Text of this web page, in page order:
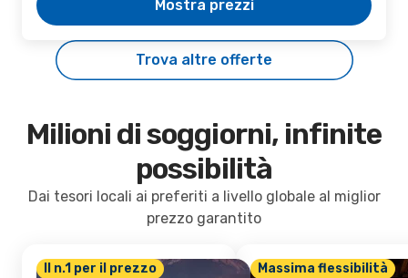
Mostra prezzi
Trova altre offerte
Milioni di soggiorni, infinite
possibilità
Dai tesori locali ai preferiti a livello globale al miglior
prezzo garantito
Il n.1 per il prezzo Massima flessibilità